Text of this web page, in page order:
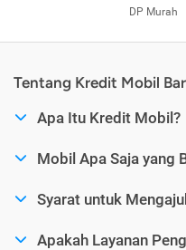
DP Murah
Tentang Kredit Mobil
Apa Itu Kredit Mobil?
Mobil Apa Saja yang
Syarat untuk
Apakah Layanan